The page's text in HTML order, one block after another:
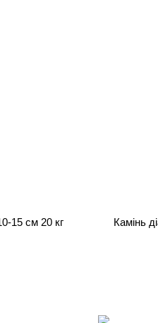
15 см 20 кг
Камінь